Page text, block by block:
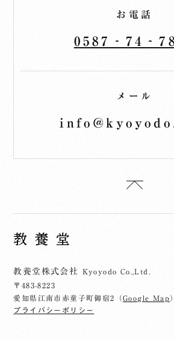
お電話
メール
教養堂株式会社
Kyoyodo Co.,Ltd.
〒483-8223
愛知県江南市赤童子町御宿2（Google Map ）
プライバシーポリシー